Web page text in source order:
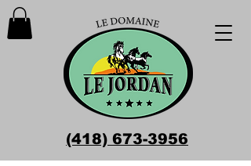
(418) 673-3956